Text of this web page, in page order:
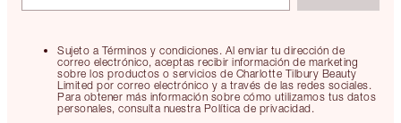
Sujeto a Términos y condiciones. Al enviar tu dirección de
correo electrónico, aceptas recibir información de marketing
sobre los productos o servicios de Charlotte Tilbury Beauty
Limited por correo electrónico y a través de las redes sociales.
Para obtener más información sobre cómo utilizamos tus datos
personales, consulta nuestra Política de privacidad.